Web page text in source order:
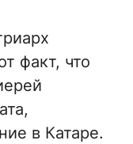
факт, что
в Катаре.